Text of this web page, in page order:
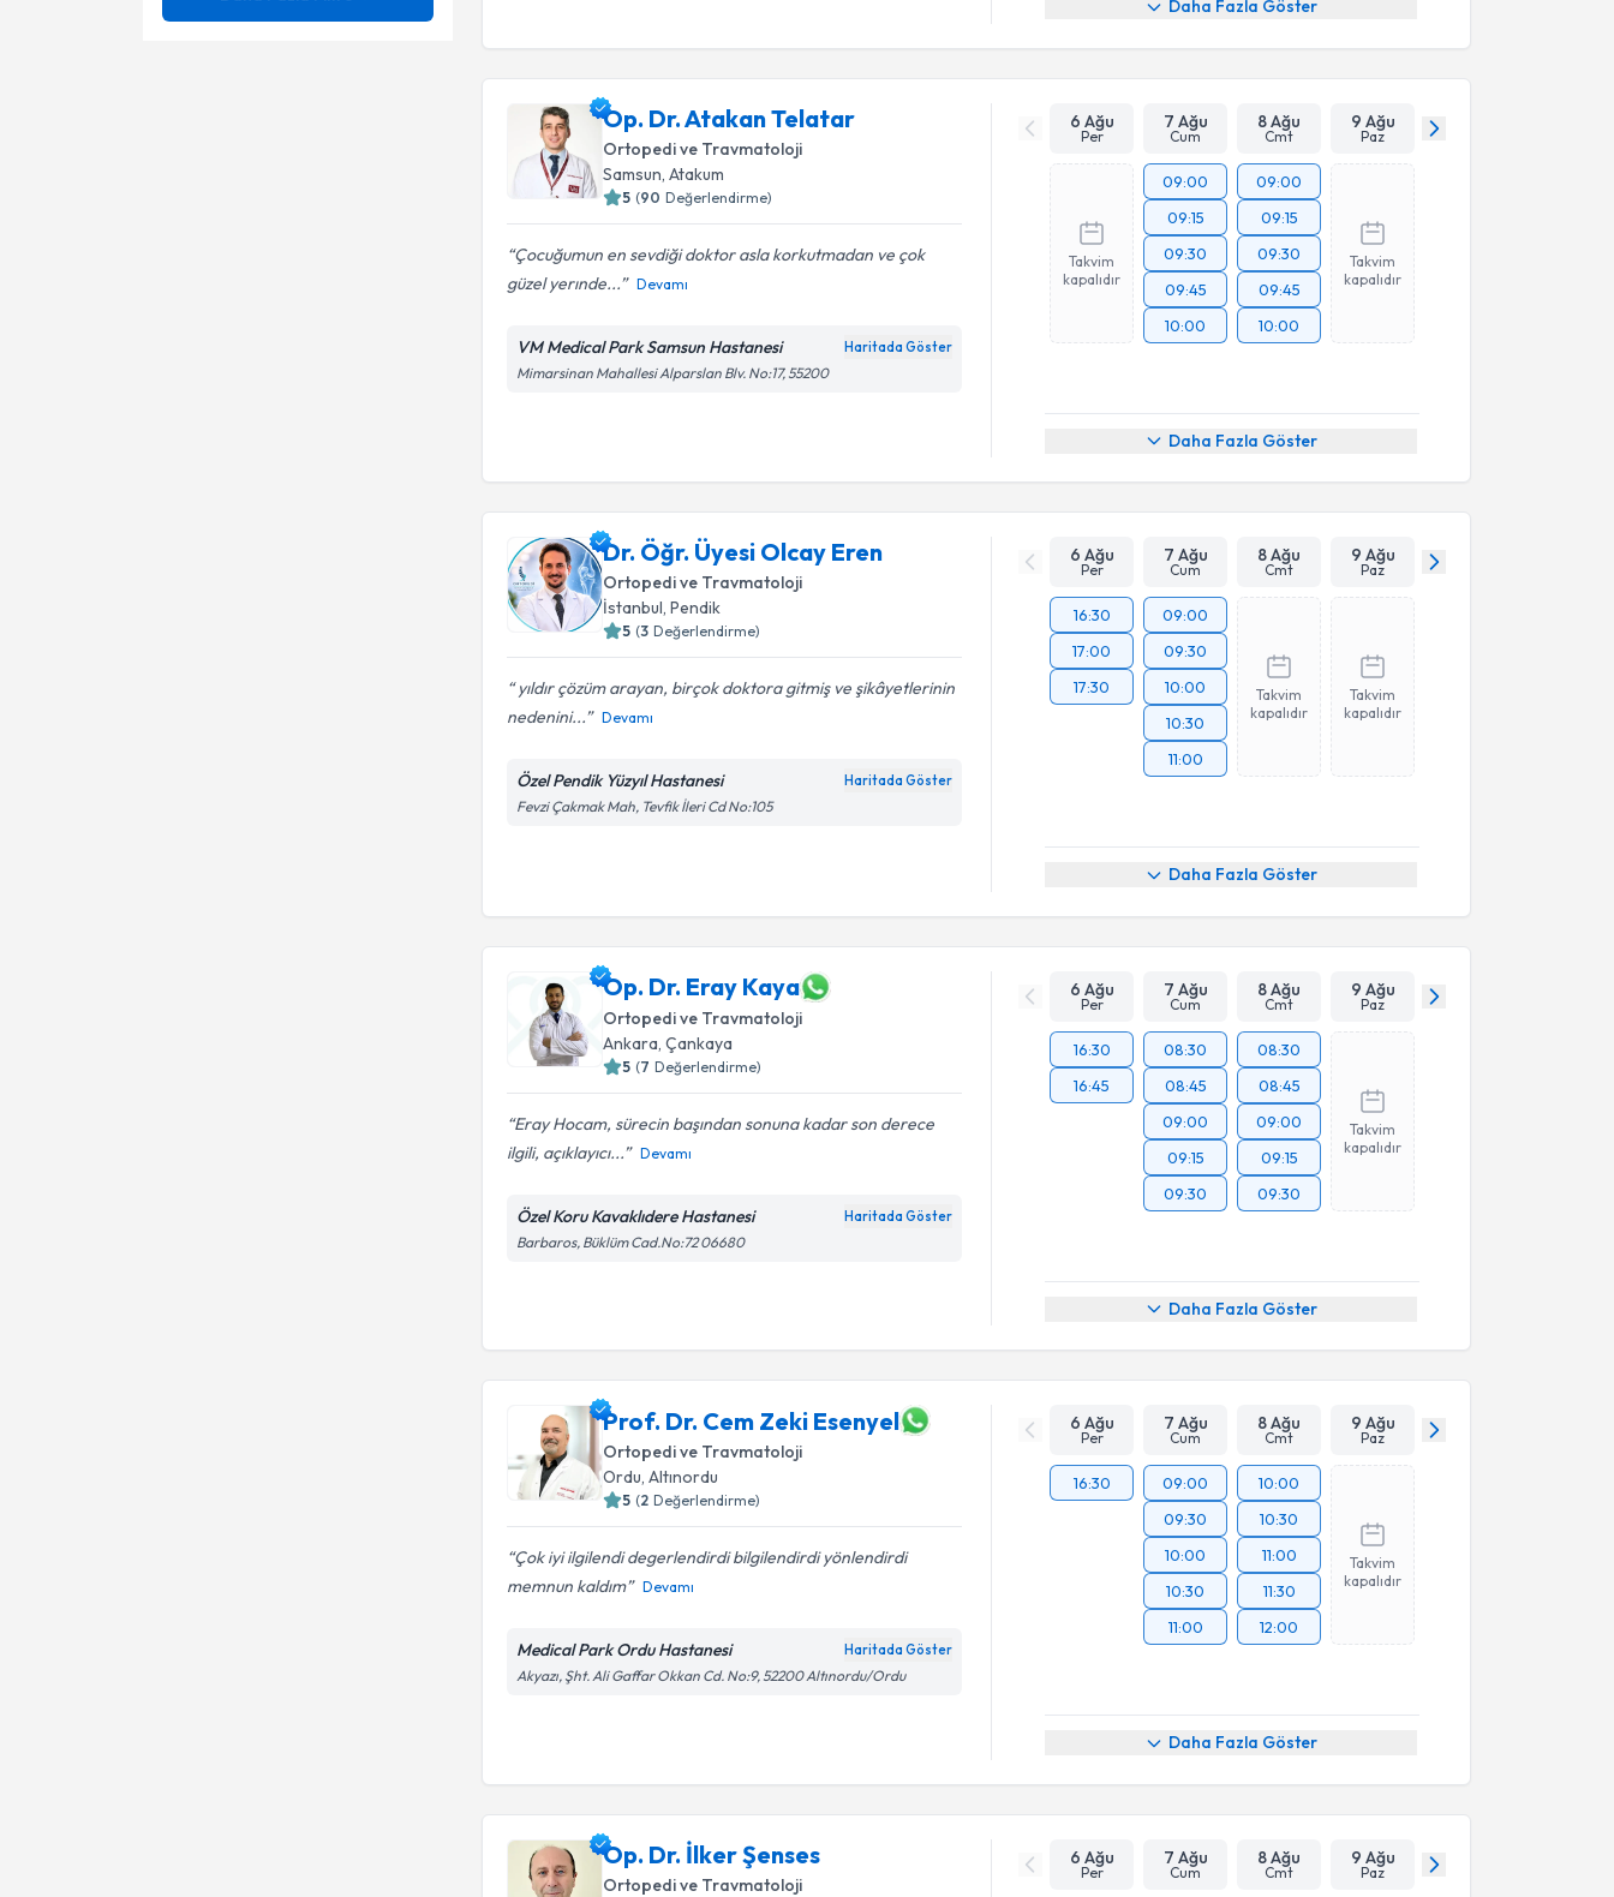
Daha Fazla Göster
Op. Dr. Atakan Telatar
Ortopedi ve Travmatoloji
Samsun , Atakum
5 (90 Değerlendirme)
Çocuğumun en sevdiği doktor asla korkutmadan ve çok
güzel yerınde...
Devamı
VM Medical Park Samsun Hastanesi Haritada Göster
Mimarsinan Mahallesi Alparslan Blv. No:17, 55200
6 Ağu
Per
7 Ağu
Cum
8 Ağu
Cmt
9 Ağu
Paz
Takvim
kapalıdır
09:00
09:15
09:30
09:45
10:00
09:00
09:15
09:30
09:45
10:00
Takvim
kapalıdır
Daha Fazla Göster
Dr. Öğr. Üyesi Olcay Eren
Ortopedi ve Travmatoloji
İstanbul, Pendik
5 (3 Değerlendirme)
yıldır çözüm arayan, birçok doktora gitmiş ve şikâyetlerinin
nedenini...
Devamı
Özel Pendik Yüzyıl Hastanesi Haritada Göster
Fevzi Çakmak Mah, Tevfik İleri Cd No:105
6 Ağu
Per
7 Ağu
Cum
8 Ağu
Cmt
9 Ağu
Paz
16:30
17:00
17:30
09:00
09:30
10:00
10:30
11:00
Takvim
kapalıdır
Takvim
kapalıdır
Daha Fazla Göster
Op. Dr. Eray Kaya
Ortopedi ve Travmatoloji
Ankara , Çankaya
5 (7 Değerlendirme)
Eray Hocam, sürecin başından sonuna kadar son derece
ilgili, açıklayıcı...
Devamı
Özel Koru Kavaklıdere Hastanesi Haritada Göster
Barbaros, Büklüm Cad.No:72 06680
6 Ağu
Per
7 Ağu
Cum
8 Ağu
Cmt
9 Ağu
Paz
16:30
16:45
08:30
08:45
09:00
09:15
09:30
08:30
08:45
09:00
09:15
09:30
Takvim
kapalıdır
Daha Fazla Göster
Prof. Dr. Cem Zeki Esenyel
Ortopedi ve Travmatoloji
Ordu, Altınordu
5 (2 Değerlendirme)
Çok iyi ilgilendi degerlendirdi bilgilendirdi yönlendirdi
memnun kaldım
Devamı
Medical Park Ordu Hastanesi Haritada Göster
Akyazı, Şht. Ali Gaffar Okkan Cd. No:9, 52200 Altınordu/Ordu
6 Ağu
Per
7 Ağu
Cum
8 Ağu
Cmt
9 Ağu
Paz
16:30
09:00
09:30
10:00
10:30
11:00
10:00
10:30
11:00
11:30
12:00
Takvim
kapalıdır
Daha Fazla Göster
Op. Dr. İlker Şenses
Ortopedi ve Travmatoloji
6 Ağu
Per
7 Ağu
Cum
8 Ağu
Cmt
9 Ağu
Paz